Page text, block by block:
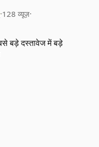
·128 व्यूज़·